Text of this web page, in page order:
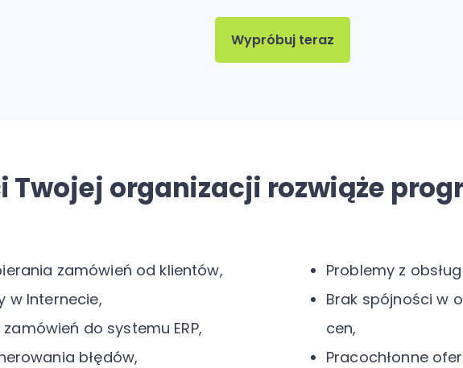
Wypróbuj teraz
organizacji rozwiąże
zamówień od klientów,
w Internecie,
do systemu ERP,
błędów,
Problemy z
Brak spójności w
cen,
Pracochłonne